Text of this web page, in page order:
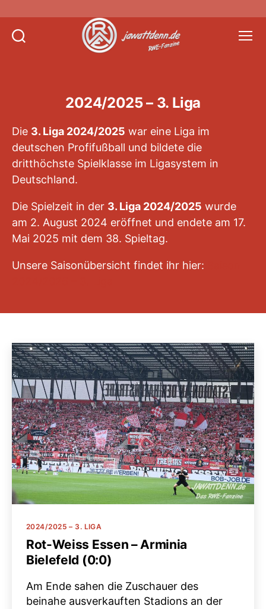
2024/2025 – 3. Liga
Die 3. Liga 2024/2025 war eine Liga im
deutschen Profifußball und bildete die
dritthöchste Spielklasse im Ligasystem in
Deutschland.
Die Spielzeit in der 3. Liga 2024/2025 wurde
am 2. August 2024 eröffnet und endete am 17.
Mai 2025 mit dem 38. Spieltag.
Unsere Saisonübersicht findet ihr hier:
Kategorien
2024/2025 – 3. LIGA
Rot-Weiss Essen – Arminia
Bielefeld (0:0)
Am Ende sahen die Zuschauer des
beinahe ausverkauften Stadions an der